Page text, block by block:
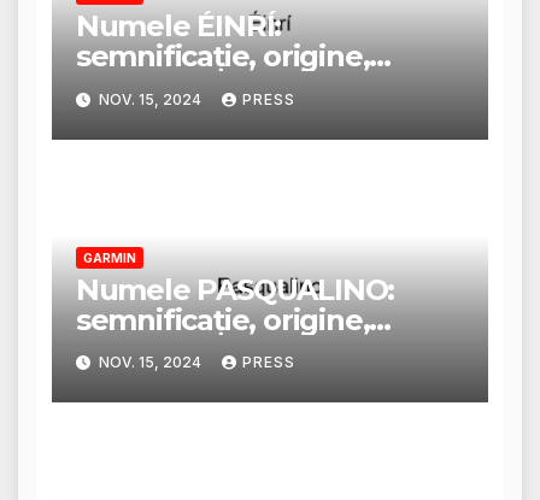
Numele ÉINRÍ:
semnificație, origine,
trăsături și personalitate
NOV. 15, 2024 PRESS
GARMIN
Numele PASQUALINO:
semnificație, origine,
trăsături și personalitate
NOV. 15, 2024 PRESS